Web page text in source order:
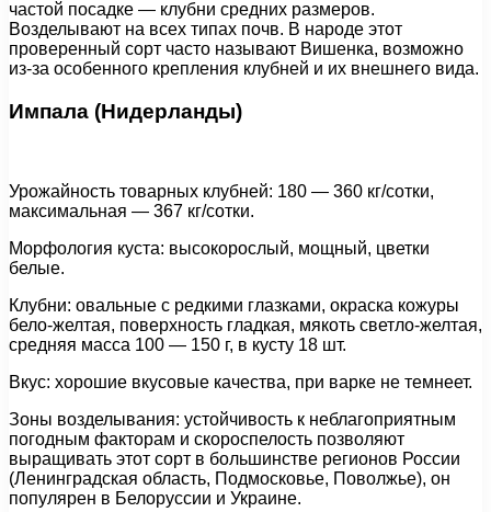
частой посадке — клубни средних размеров.
Возделывают на всех типах почв. В народе этот
проверенный сорт часто называют Вишенка, возможно
из-за особенного крепления клубней и их внешнего вида.
Импала (Нидерланды)
Урожайность товарных клубней: 180 — 360 кг/сотки,
максимальная — 367 кг/сотки.
Морфология куста: высокорослый, мощный, цветки
белые.
Клубни: овальные с редкими глазками, окраска кожуры
бело-желтая, поверхность гладкая, мякоть светло-желтая,
средняя масса 100 — 150 г, в кусту 18 шт.
Вкус: хорошие вкусовые качества, при варке не темнеет.
Зоны возделывания: устойчивость к неблагоприятным
погодным факторам и скороспелость позволяют
выращивать этот сорт в большинстве регионов России
(Ленинградская область, Подмосковье, Поволжье), он
популярен в Белоруссии и Украине.